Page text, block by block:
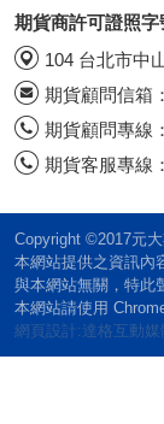
期貨商許可證照
104 台北市中
期貨顧問信箱：
期貨顧問專線：
期貨客服專線：
Copyright ©2017元
本網站提供之資訊內
與本網站無關，特此
本網站請使用
網頁設計:達格互動媒